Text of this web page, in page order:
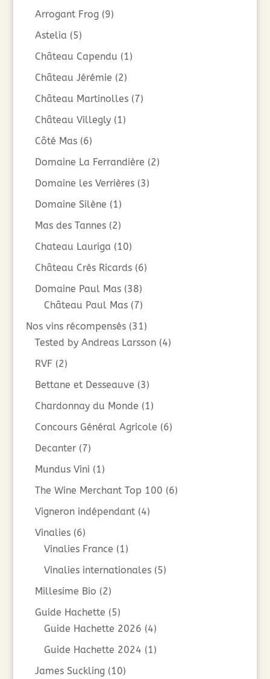
Arrogant Frog (9)
Astelia (5)
Château Capendu (1)
Château Jérémie (2)
Château Martinolles (7)
Château Villegly (1)
Côté Mas (6)
Domaine La Ferrandière (2)
Domaine les Verrières (3)
Domaine Silène (1)
Mas des Tannes (2)
Chateau Lauriga (10)
Château Crès Ricards (6)
Domaine Paul Mas (38)
Château Paul Mas (7)
Nos vins récompensés (31)
Tested by Andreas Larsson (4)
RVF (2)
Bettane et Desseauve (3)
Chardonnay du Monde (1)
Concours Général Agricole (6)
Decanter (7)
Mundus Vini (1)
The Wine Merchant Top 100 (6)
Vigneron indépendant (4)
Vinalies (6)
Vinalies France (1)
Vinalies internationales (5)
Millesime Bio (2)
Guide Hachette (5)
Guide Hachette 2026 (4)
Guide Hachette 2024 (1)
James Suckling (10)